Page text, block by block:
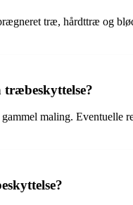
træ, hårdttræ og
maling.